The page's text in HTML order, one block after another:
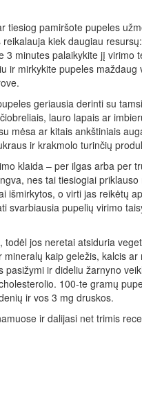
tiesiog pamiršote pupeles
kiek daugiau
minutes palaikykite jį virimo
ir mirkykite pupeles maždaug
geriausia derinti su
lauro lapais ar
mėsa ar kitais ankštiniais
ir krakmolo turinčių
klaida – per ilgas arba per
nes tai tiesiogiai
išmirkytos, o virti jas reikėtų
svarbiausia pupelių virimo
jos neretai atsiduria
kaip geležis, kalcis
ir dideliu žarnyno
100-te gramų
ir vos 3 mg druskos.
ir dalijasi net trimis